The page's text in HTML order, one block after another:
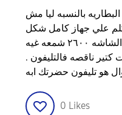
بالنسبه ليا مش
علي جهاز كامل شكل
التليفون بئا وحش فعلا اضاءه الشاشه ٢٦٠٠ شمعه غيه
ل٧٠٠٠ . حاجات كتير ناقصه فالتليفون .
هو تليفون حضرتك ابه
0 Likes